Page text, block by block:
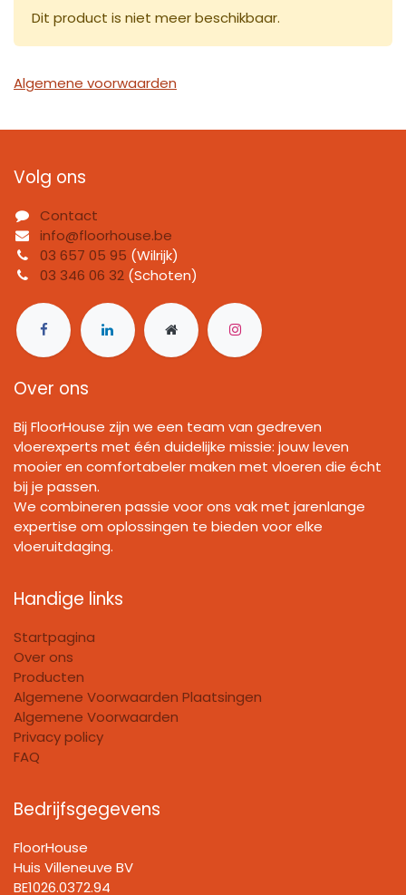
Dit product is niet meer beschikbaar.
Algemene voorwaarden
Volg ons
Contact
info@floorhouse.be
03 657 05 95 (Wilrijk)
03 346 06 32 (Schoten)
Over ons
Bij FloorHouse zijn we een team van gedreven
vloerexperts met één duidelijke missie: jouw leven
mooier en comfortabeler maken met vloeren die écht
bij je passen.
We combineren passie voor ons vak met jarenlange
expertise om oplossingen te bieden voor elke
vloeruitdaging.
Handige links
Startpagina
Over ons
Producten
Algemene Voorwaarden Plaatsingen
Algemene Voorwaarden
Privacy policy
FAQ
Bedrijfsgegevens
FloorHouse
Huis Villeneuve BV​
BE1026.0372.94